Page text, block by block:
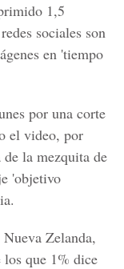
1,5
sociales son
en 'tiempo
por una corte
el video, por
de la mezquita de
'objetivo
Nueva Zelanda,
los que 1% dice